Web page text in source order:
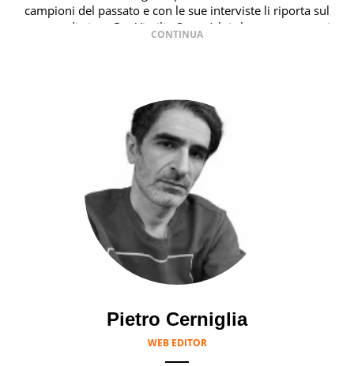
campioni del passato e con le sue interviste li riporta sul
terreno di gioco Per Virgilio Sport è lui che va a scovare i
Pietro Cerniglia
WEB EDITOR